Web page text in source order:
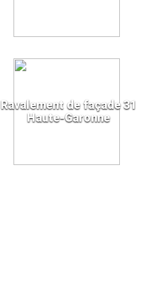
Ravalement de façade 31
Haute-Garonne